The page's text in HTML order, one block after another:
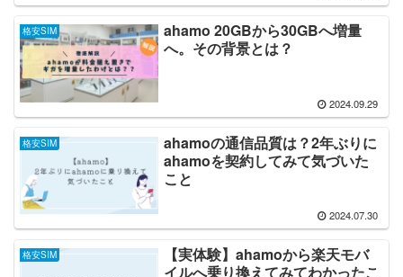
格安SIM
ahamo 20GBから30GBへ増量
へ。その背景とは？
2024.09.29
格安SIM
ahamoの通信品質は？2年ぶりに
ahamoを契約してみて気づいた
こと
2024.07.30
格安SIM
【実体験】ahamoから楽天モバ
イルへ乗り換えてみてわかったこ